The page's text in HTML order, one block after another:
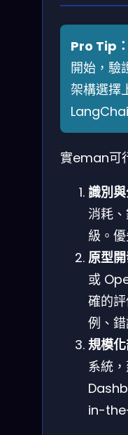
Pro Tip：
開始，驗
架構選擇
實eman可
識別與
消耗
級。
原型開
或
確的
例、錯
規模化
系統
in-